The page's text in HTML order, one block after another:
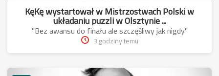
KęKę wystartował w Mistrzostwach Polski w
układaniu puzzli w Olsztynie ...
"Bez awansu do finału ale szczęśliwy jak nigdy"
3 godziny temu